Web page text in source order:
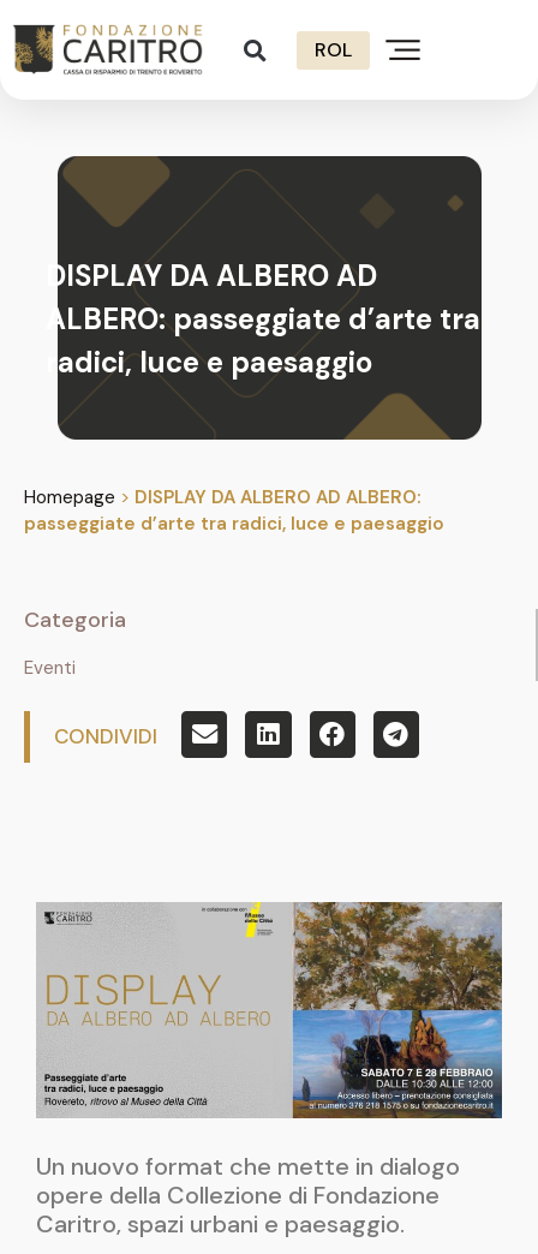
ROL
DISPLAY DA ALBERO AD
ALBERO: passeggiate d’arte tra
radici, luce e paesaggio
Homepage > DISPLAY DA ALBERO AD ALBERO:
passeggiate d’arte tra radici, luce e paesaggio
Categoria
Eventi
CONDIVIDI
Un nuovo format che mette in dialogo
opere della Collezione di Fondazione
Caritro, spazi urbani e paesaggio.